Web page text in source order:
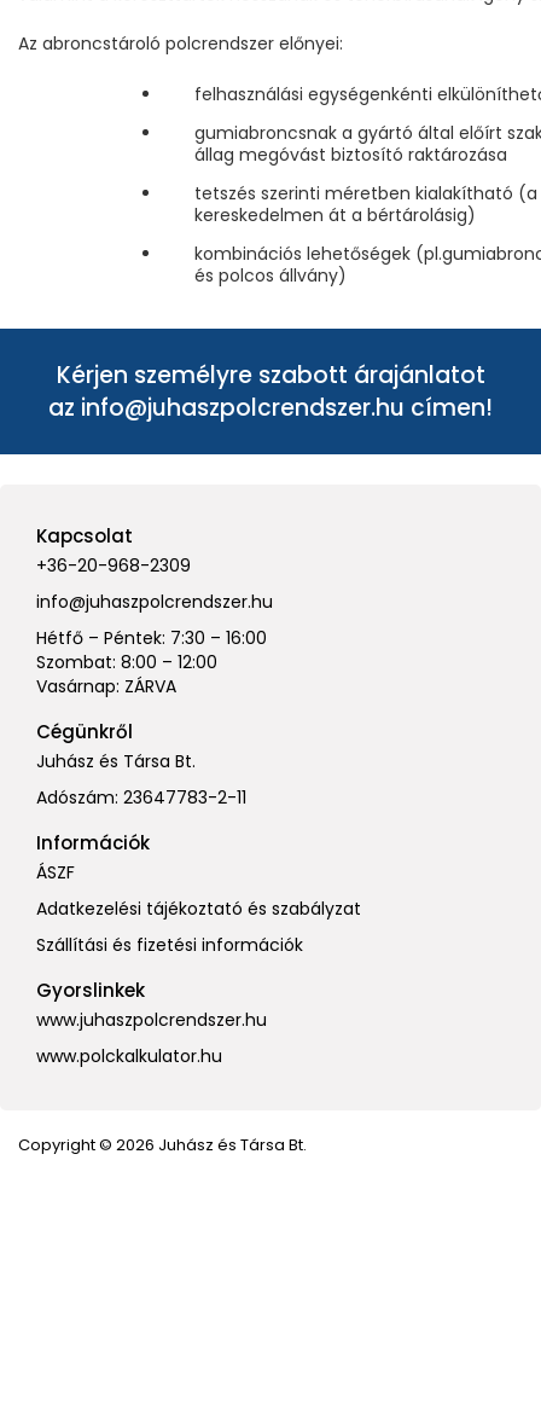
Az abroncstároló polcrendszer előnyei:
felhasználási egységenkénti
gumiabroncsnak a gyártó által előírt
állag megóvást biztosító raktározása
tetszés szerinti méretben kialakítható
kereskedelmen át a bértárolásig)
kombinációs lehetőségek
és polcos állvány)
Kérjen személyre szabott árajánlatot
az info@juhaszpolcrendszer.hu címen!
Kapcsolat
+36-20-968-2309
info@juhaszpolcrendszer.hu
Hétfő – Péntek: 7:30 – 16:00
Szombat: 8:00 – 12:00
Vasárnap: ZÁRVA
Cégünkről
Juhász és Társa Bt.
Adószám: 23647783-2-11
Információk
ÁSZF
Adatkezelési tájékoztató és szabályzat
Szállítási és fizetési információk
Gyorslinkek
www.juhaszpolcrendszer.hu
www.polckalkulator.hu
Copyright © 2026 Juhász és Társa Bt.